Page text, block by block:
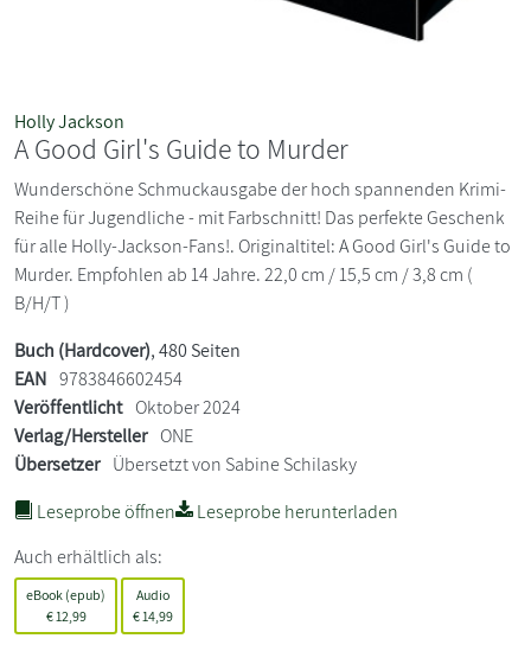
Holly Jackson
A Good Girl's Guide to Murder
Wunderschöne Schmuckausgabe der hoch spannenden Krimi-
Reihe für Jugendliche - mit Farbschnitt! Das perfekte Geschenk
für alle Holly-Jackson-Fans!. Originaltitel: A Good Girl's Guide to
Murder. Empfohlen ab 14 Jahre. 22,0 cm / 15,5 cm / 3,8 cm (
B/H/T )
Buch (Hardcover), 480 Seiten
EAN 9783846602454
Veröffentlicht Oktober 2024
Verlag/Hersteller ONE
Übersetzer Übersetzt von Sabine Schilasky
Leseprobe öffnen
Leseprobe herunterladen
Auch erhältlich als:
eBook (epub)
€12,99
Audio
€ 14,99